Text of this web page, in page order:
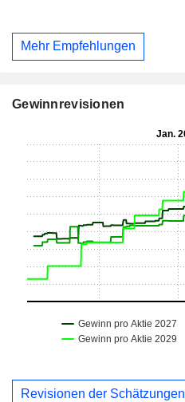
Mehr Empfehlungen
Gewinnrevisionen
Revisionen der Schätzungen